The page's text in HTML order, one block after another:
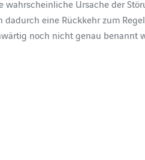
wahrscheinliche Ursache der
dadurch eine Rückkehr zum
noch nicht genau benannt